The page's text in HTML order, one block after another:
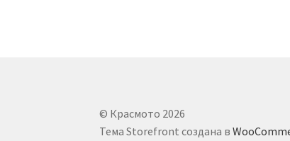
© Красмото 2026
Тема Storefront создана в